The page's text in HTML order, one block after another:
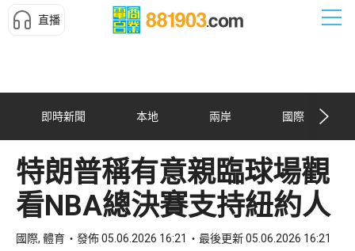
直播
即時新聞 本地 兩岸 國際
特朗普稱有意親臨球場觀
看NBA總決賽支持紐約人
國際, 體育 發佈 05.06.2026 16:21 最後更新 05.06.2026 16:21